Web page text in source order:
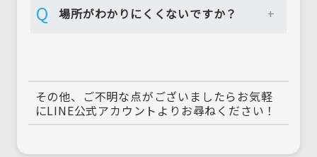
Q 場所がわかりにくくないですか？
その他、ご不明な点がございましたらお気軽
にLINE公式アカウントよりお尋ねください！